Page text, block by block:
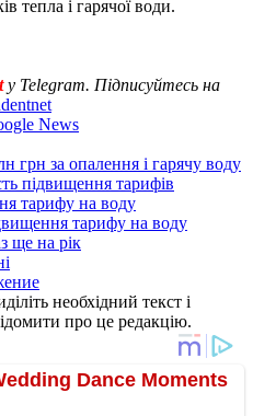
тепла і гарячої води.
у Telegram. Підписуйтесь на
News
грн за опалення і гарячу воду
підвищення тарифів
тарифу на воду
тарифу на воду
ще на рік
необхідний текст і
про це редакцію.